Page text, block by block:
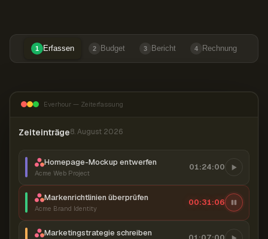
1 Erfassen 2 Budget 3 Bericht 4 Rechnung
Everhour — Zeiterfassung
Zeiteinträge8. August 2026
Homepage-Mockup entwerfen
Acme Web Project
01:24:00
Markenrichtlinien überprüfen
Acme Brand Identity
00:31:07
Marketingstrategie schreiben